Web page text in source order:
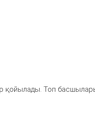
қойылады. Топ